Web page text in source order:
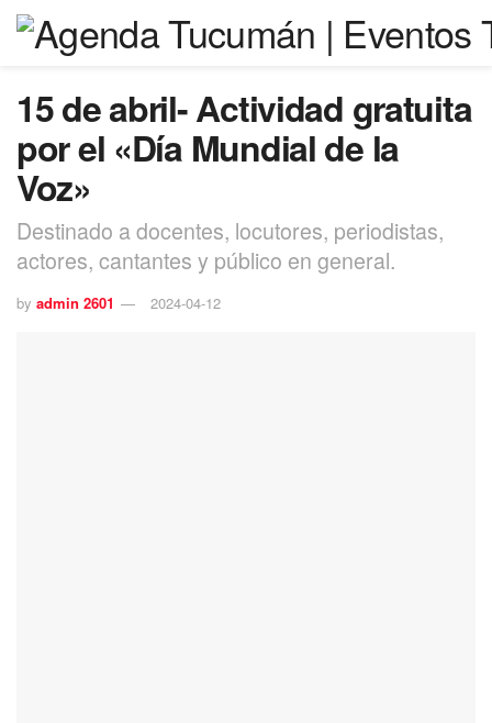
15 de abril- Actividad gratuita
por el «Día Mundial de la
Voz»
Destinado a docentes, locutores, periodistas,
actores, cantantes y público en general.
by admin 2601 2024-04-12